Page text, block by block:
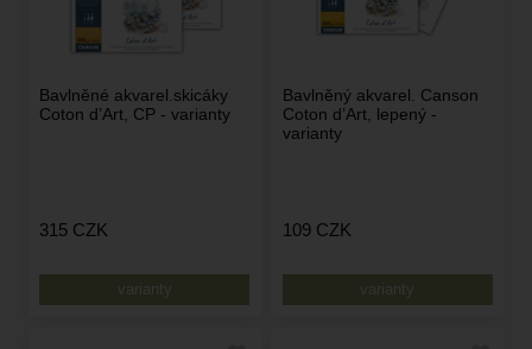
Bavlněné akvarel.skicáky
Coton d’Art, CP - varianty
varianty
315 CZK
Bavlněný akvarel. Canson
Coton d’Art, lepený -
varianty
varianty
109 CZK